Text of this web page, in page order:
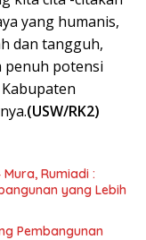
yang humanis,
dan tangguh,
penuh potensi
(USW/RK2)
Rumiadi :
Pembangunan